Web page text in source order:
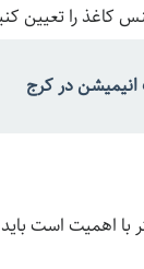
کاغذ را تعیین
در کرج
اهمیت است